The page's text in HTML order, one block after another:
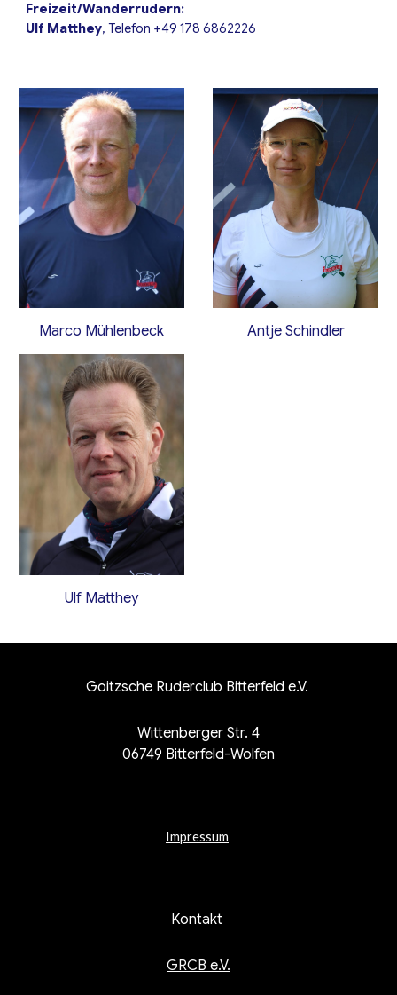
Freizeit/Wanderrudern:
Ulf Matthey, Telefon +49 178 6862226
Marco Mühlenbeck
Ulf Matthey
Antje Schindler
Goitzsche Ruderclub Bitterfeld e.V.
Wittenberger Str. 4
06749 Bitterfeld-Wolfen
Impressum
Kontakt
GRCB e.V.